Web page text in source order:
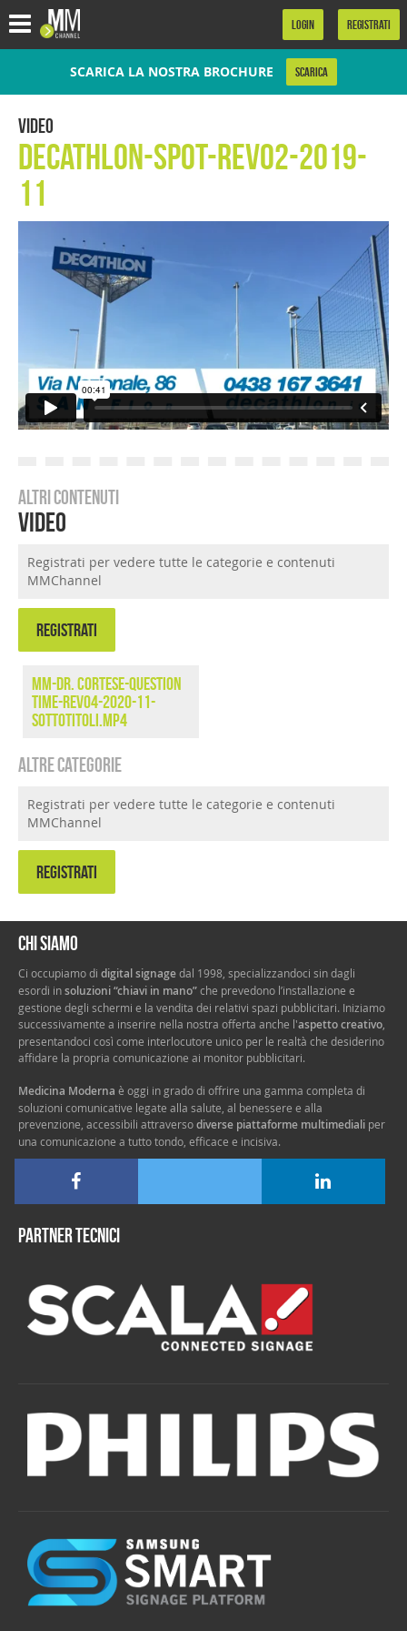
LOGIN REGISTRATI
SCARICA LA NOSTRA BROCHURE SCARICA
Video
Decathlon-spot-rev02-2019-
11
Altri contenuti
Video
Registrati per vedere tutte le categorie e contenuti
MMChannel
REGISTRATI
MM-Dr. Cortese-Question
Time-rev04-2020-11-
sottotitoli.mp4
Altre categorie
Registrati per vedere tutte le categorie e contenuti
MMChannel
REGISTRATI
Chi siamo
Ci occupiamo di digital signagedal 1998, specializzandoci sin dagli
esordi insoluzioni “chiavi in mano”che prevedono l’installazione e
gestione degli schermi e la vendita dei relativi spazi pubblicitari. Iniziamo
successivamente a inserire nella nostra offerta anche l'aspetto creativo
presentandoci così come interlocutore unico per le realtà che desiderino
affidare la propria comunicazione ai monitor pubblicitari.
Medicina Moderna è oggi in grado di offrire una gamma completa di
soluzioni comunicative legate alla salute, al benessere e alla
prevenzione, accessibili attraversodiverse piattaforme multimediali per
una comunicazione a tutto tondo, efficace e incisiva.
Partner tecnici